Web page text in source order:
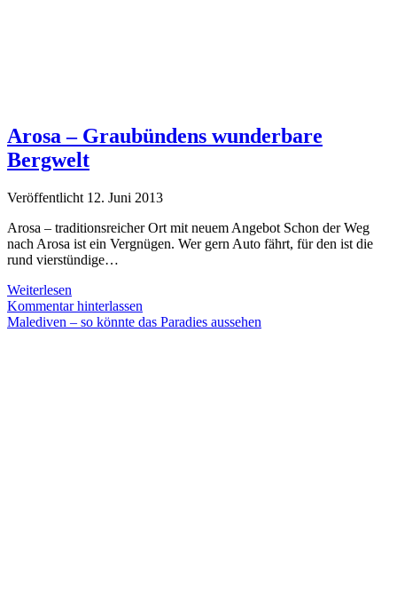
Arosa – Graubündens wunderbare
Bergwelt
Veröffentlicht 12. Juni 2013
Arosa – traditionsreicher Ort mit neuem Angebot Schon der Weg
nach Arosa ist ein Vergnügen. Wer gern Auto fährt, für den ist die
rund vierstündige…
Weiterlesen
–
Graubündens
Kommentar hinterlassen
Malediven – so könnte das Paradies aussehen